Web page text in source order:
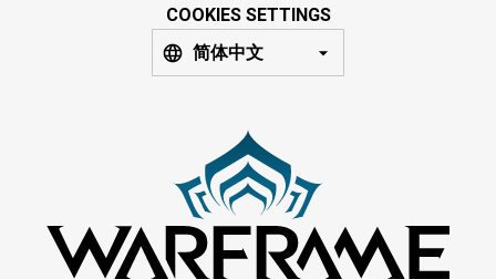
COOKIES SETTINGS
简体中文